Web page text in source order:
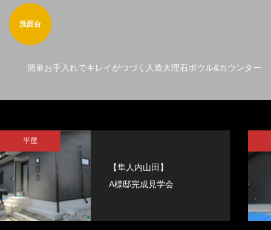
洗面台
簡単お手入れでキレイがつづく人造大理石ボウル&カウンター
平屋
【隼人内山田】
A様邸完成見学会